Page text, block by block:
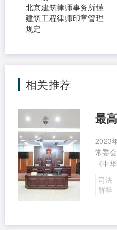
北京建筑律师事务所懂
建筑工程律师印章管理
规定
相关推荐
2023
常委
《中
年7
司法
解释